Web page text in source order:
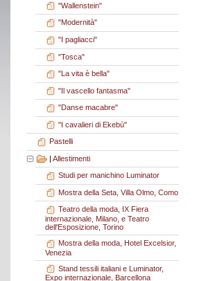
"Wallenstein"
"Modernità"
"I pagliacci"
"Tosca"
"La vita è bella"
"Il vascello fantasma"
"Danse macabre"
"I cavalieri di Ekebù"
Pastelli
| Allestimenti
Studi per manichino Luminator
Mostra della Seta, Villa Olmo, Como
Teatro della moda, IX Fiera
internazionale, Milano, e Teatro
dell'Esposizione, Torino
Mostra della moda, Hotel Excelsior,
Venezia
Stand tessili italiani e Luminator,
Expo internazionale, Barcellona